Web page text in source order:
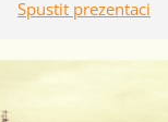
Spustit prezentaci